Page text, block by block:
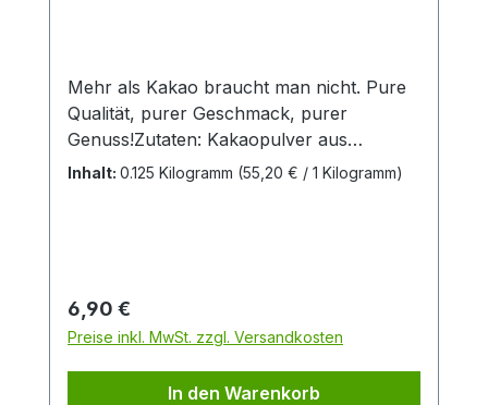
Mehr als Kakao braucht man nicht. Pure
Qualität, purer Geschmack, purer
Genuss!Zutaten: Kakaopulver aus
kontrolliert biologischem Anbau
Inhalt: 0.125 Kilogramm (55,20 € / 1 Kilogramm)
Regulärer Preis:
6,90 €
Preise inkl. MwSt. zzgl. Versandkosten
In den Warenkorb